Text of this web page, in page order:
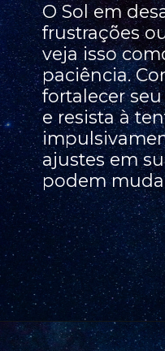
O Sol em
frustrações
veja isso
paciência.
fortalecer
e resista à
ajustes em
podem